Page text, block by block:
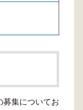
募集についてお